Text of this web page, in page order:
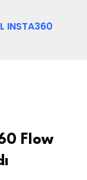
INSTA360
Flow